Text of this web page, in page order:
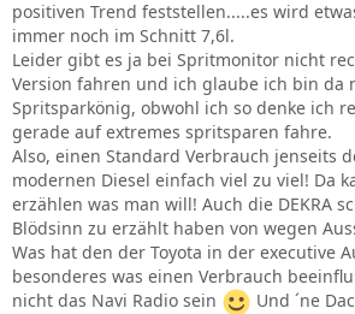
positiven Trend feststellen.....es wird
immer noch im Schnitt 7,6l.
Leider gibt es ja bei Spritmonitor nicht
Version fahren und ich glaube ich bin da
Spritsparkönig, obwohl ich so denke ich
gerade auf extremes spritsparen fahre.
Also, einen Standard Verbrauch jenseits
modernen Diesel einfach viel zu viel! Da
erzählen was man will! Auch die DEKRA
Blödsinn zu erzählt haben von wegen
Was hat den der Toyota in der executive
besonderes was einen Verbrauch
nicht das Navi Radio sein
Und ´ne